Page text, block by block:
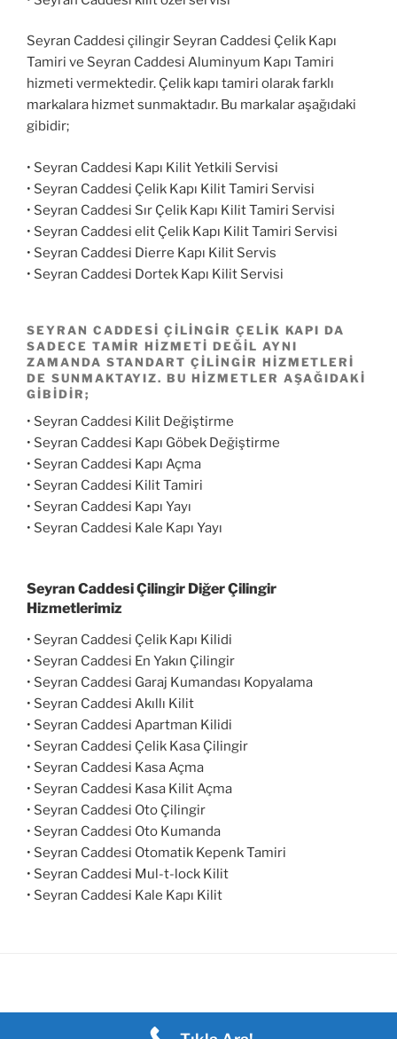
Seyran Caddesi çilingir Seyran Caddesi Çelik Kapı
Tamiri ve Seyran Caddesi Aluminyum Kapı Tamiri
hizmeti vermektedir. Çelik kapı tamiri olarak farklı
markalara hizmet sunmaktadır. Bu markalar aşağıdaki
gibidir;
• Seyran Caddesi Kapı Kilit Yetkili Servisi
• Seyran Caddesi Çelik Kapı Kilit Tamiri Servisi
• Seyran Caddesi Sır Çelik Kapı Kilit Tamiri Servisi
• Seyran Caddesi elit Çelik Kapı Kilit Tamiri Servisi
• Seyran Caddesi Dierre Kapı Kilit Servis
• Seyran Caddesi Dortek Kapı Kilit Servisi
SEYRAN CADDESI ÇILINGIR ÇELIK KAPI DA
SADECE TAMIR HIZMETI DEĞIL AYNI
ZAMANDA STANDART ÇILINGIR HIZMETLERI
DE SUNMAKTAYIZ. BU HIZMETLER AŞAĞIDAKI
GIBIDIR;
• Seyran Caddesi Kilit Değiştirme
• Seyran Caddesi Kapı Göbek Değiştirme
• Seyran Caddesi Kapı Açma
• Seyran Caddesi Kilit Tamiri
• Seyran Caddesi Kapı Yayı
• Seyran Caddesi Kale Kapı Yayı
Seyran Caddesi Çilingir Diğer Çilingir
Hizmetlerimiz
• Seyran Caddesi Çelik Kapı Kilidi
• Seyran Caddesi En Yakın Çilingir
• Seyran Caddesi Garaj Kumandası Kopyalama
• Seyran Caddesi Akıllı Kilit
• Seyran Caddesi Apartman Kilidi
• Seyran Caddesi Çelik Kasa Çilingir
• Seyran Caddesi Kasa Açma
• Seyran Caddesi Kasa Kilit Açma
• Seyran Caddesi Oto Çilingir
• Seyran Caddesi Oto Kumanda
• Seyran Caddesi Otomatik Kepenk Tamiri
• Seyran Caddesi Mul-t-lock Kilit
• Seyran Caddesi Kale Kapı Kilit